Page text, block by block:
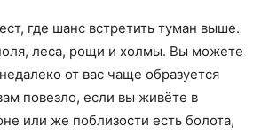
где шанс встретить туман выше.
леса, рощи и холмы. Вы можете
от вас чаще образуется
повезло, если вы живёте в
или же поблизости есть болота,